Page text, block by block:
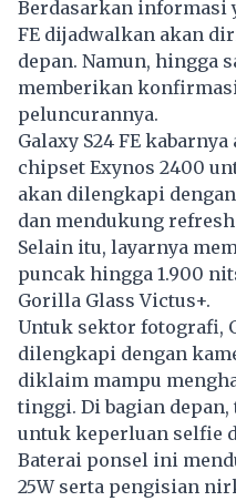
Berdasarkan informasi
FE dijadwalkan akan
depan. Namun, hingga
memberikan
peluncurannya.
Galaxy S24 FE
chipset Exynos 2400
akan dilengkapi
dan mendukung refresh
Selain itu, layarnya
puncak hingga 1.900
Gorilla Glass Victus+.
Untuk sektor fotografi,
dilengkapi dengan
diklaim mampu
tinggi. Di bagian depan,
untuk keperluan selfie
Baterai ponsel ini
25W serta pengisian